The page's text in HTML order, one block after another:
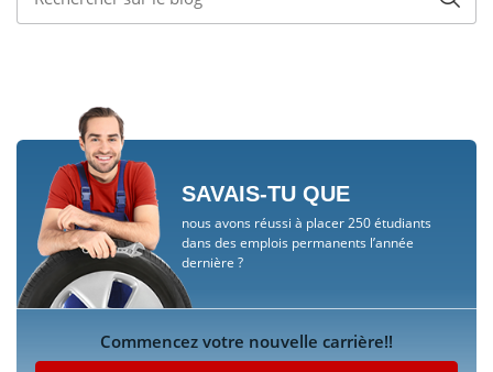
SAVAIS-TU QUE
nous avons réussi à placer 250 étudiants
dans des emplois permanents l’année
dernière ?
Commencez votre nouvelle carrière!!